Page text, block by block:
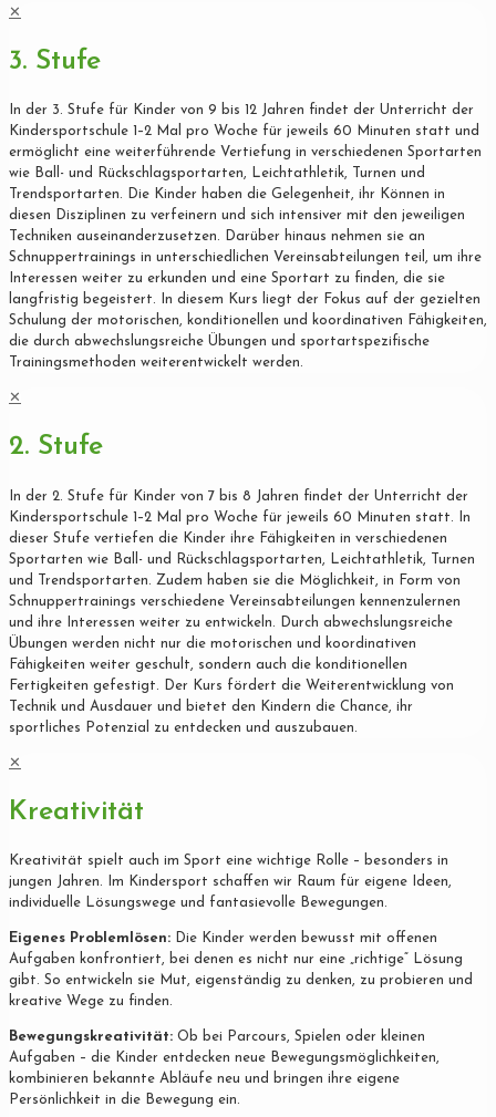
✕
3. Stufe
In der 3. Stufe für Kinder von 9 bis 12 Jahren findet der Unterricht der
Kindersportschule 1–2 Mal pro Woche für jeweils 60 Minuten statt und
ermöglicht eine weiterführende Vertiefung in verschiedenen Sportarten
wie Ball- und Rückschlagsportarten, Leichtathletik, Turnen und
Trendsportarten. Die Kinder haben die Gelegenheit, ihr Können in
diesen Disziplinen zu verfeinern und sich intensiver mit den jeweiligen
Techniken auseinanderzusetzen. Darüber hinaus nehmen sie an
Schnuppertrainings in unterschiedlichen Vereinsabteilungen teil, um ihre
Interessen weiter zu erkunden und eine Sportart zu finden, die sie
langfristig begeistert. In diesem Kurs liegt der Fokus auf der gezielten
Schulung der motorischen, konditionellen und koordinativen Fähigkeiten,
die durch abwechslungsreiche Übungen und sportartspezifische
Trainingsmethoden weiterentwickelt werden.
✕
2. Stufe
In der 2. Stufe für Kinder von 7 bis 8 Jahren findet der Unterricht der
Kindersportschule 1–2 Mal pro Woche für jeweils 60 Minuten statt. In
dieser Stufe vertiefen die Kinder ihre Fähigkeiten in verschiedenen
Sportarten wie Ball- und Rückschlagsportarten, Leichtathletik, Turnen
und Trendsportarten. Zudem haben sie die Möglichkeit, in Form von
Schnuppertrainings verschiedene Vereinsabteilungen kennenzulernen
und ihre Interessen weiter zu entwickeln. Durch abwechslungsreiche
Übungen werden nicht nur die motorischen und koordinativen
Fähigkeiten weiter geschult, sondern auch die konditionellen
Fertigkeiten gefestigt. Der Kurs fördert die Weiterentwicklung von
Technik und Ausdauer und bietet den Kindern die Chance, ihr
sportliches Potenzial zu entdecken und auszubauen.
✕
Kreativität
Kreativität spielt auch im Sport eine wichtige Rolle – besonders in
jungen Jahren. Im Kindersport schaffen wir Raum für eigene Ideen,
individuelle Lösungswege und fantasievolle Bewegungen.
Eigenes Problemlösen: Die Kinder werden bewusst mit offenen
Aufgaben konfrontiert, bei denen es nicht nur eine „richtige“ Lösung
gibt. So entwickeln sie Mut, eigenständig zu denken, zu probieren und
kreative Wege zu finden.
Bewegungskreativität: Ob bei Parcours, Spielen oder kleinen
Aufgaben – die Kinder entdecken neue Bewegungsmöglichkeiten,
kombinieren bekannte Abläufe neu und bringen ihre eigene
Persönlichkeit in die Bewegung ein.